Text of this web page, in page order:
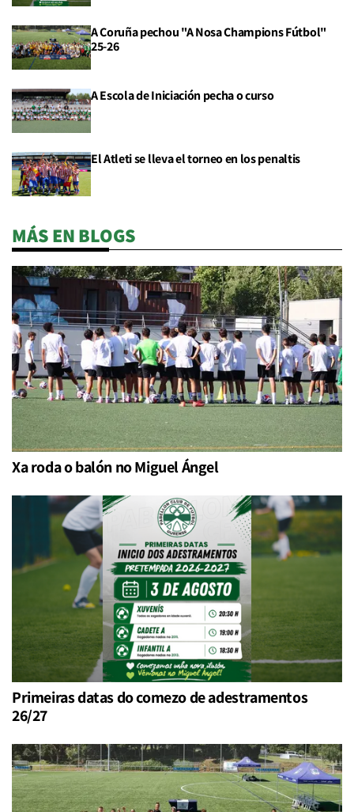
A Coruña pechou "A Nosa Champions Fútbol"
25-26
A Escola de Iniciación pecha o curso
El Atleti se lleva el torneo en los penaltis
MÁS EN BLOGS
Xa roda o balón no Miguel Ángel
Primeiras datas do comezo de adestramentos
26/27